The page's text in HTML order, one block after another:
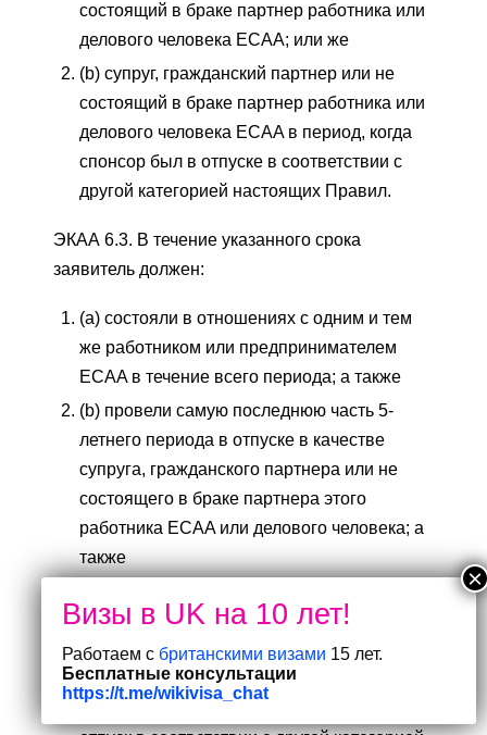
состоящий в браке партнер работника или
делового человека ECAA; или же
(b) супруг, гражданский партнер или не
состоящий в браке партнер работника или
делового человека ECAA в период, когда
спонсор был в отпуске в соответствии с
другой категорией настоящих Правил.
ЭКАА 6.3. В течение указанного срока
заявитель должен:
(a) состояли в отношениях с одним и тем
же работником или предпринимателем
ECAA в течение всего периода; а также
(b) провели самую последнюю часть 5-
летнего периода в отпуске в качестве
супруга, гражданского партнера или не
состоящего в браке партнера этого
работника ECAA или делового человека; а
также
периода, где это применимо, с отпуском в
качестве супруга, гражданского партнера
или не состоящего в браке партнера этого
лица в то время, когда это лицо имело
Работаем с британскими визами 15 лет.
Бесплатные консультации
https://t.me/wikivisa_chat